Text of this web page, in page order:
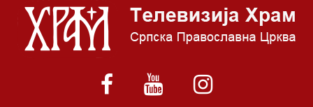
*најважније вести емитујемо на сваки пун сат